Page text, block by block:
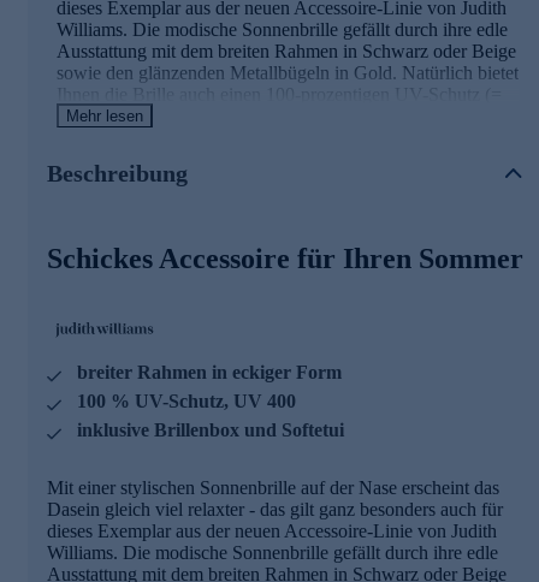
dieses Exemplar aus der neuen Accessoire-Linie von Judith
Williams. Die modische Sonnenbrille gefällt durch ihre edle
Ausstattung mit dem breiten Rahmen in Schwarz oder Beige
sowie den glänzenden Metallbügeln in Gold. Natürlich bietet
Ihnen die Brille auch einen 100-prozentigen UV-Schutz (=
UV 400). Ihre neue Sonnenbrille wird Ihnen in einer
Mehr lesen
Beschreibung
Schickes Accessoire für Ihren Sommer
breiter Rahmen in eckiger Form
100 % UV-Schutz, UV 400
inklusive Brillenbox und Softetui
Mit einer stylischen Sonnenbrille auf der Nase erscheint das
Dasein gleich viel relaxter - das gilt ganz besonders auch für
dieses Exemplar aus der neuen Accessoire-Linie von Judith
Williams. Die modische Sonnenbrille gefällt durch ihre edle
Ausstattung mit dem breiten Rahmen in Schwarz oder Beige